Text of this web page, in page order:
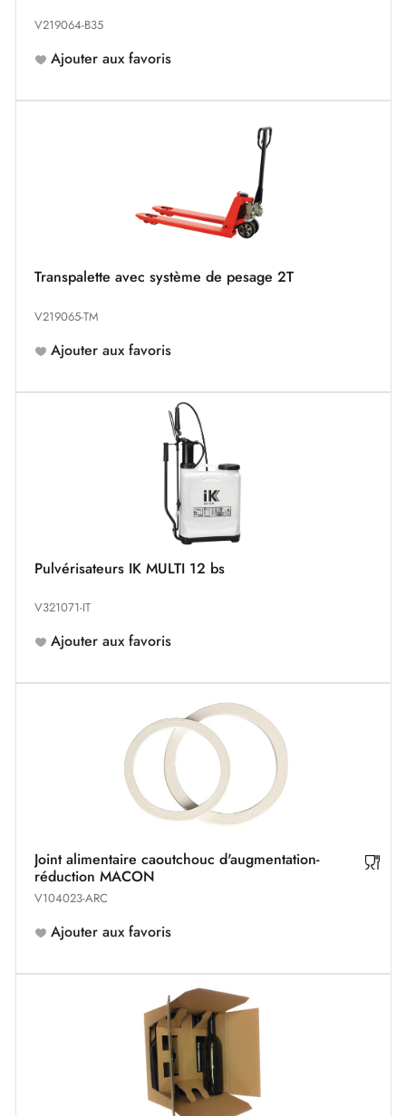
V219064-B35
Ajouter aux favoris
Transpalette avec système de pesage 2T
V219065-TM
Ajouter aux favoris
Pulvérisateurs IK MULTI 12 bs
V321071-IT
Ajouter aux favoris
Joint alimentaire caoutchouc d'augmentation-
réduction MACON
V104023-ARC
Ajouter aux favoris